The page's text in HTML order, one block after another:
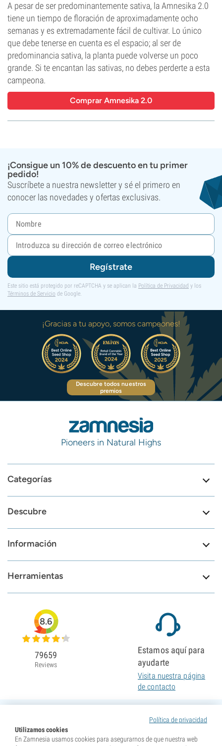
A pesar de ser predominantemente sativa, la Amnesika 2.0
tiene un tiempo de floración de aproximadamente ocho
semanas y es extremadamente fácil de cultivar. Lo único
que debe tenerse en cuenta es el espacio; al ser de
predominancia sativa, la planta puede volverse un poco
grande. Si te encantan las sativas, no debes perderte a esta
campeona.
Comprar Amnesika 2.0
¡Consigue un 10% de descuento en tu primer
pedido!
Suscríbete a nuestra newsletter y sé el primero en
conocer las novedades y ofertas exclusivas.
Regístrate
Este sitio está protegido por reCAPTCHA y se aplican la Política de Privacidad y los
Términos de Servicio de Google.
¡Gracias a tu apoyo, somos campeones!
Descubre todos nuestros
premios
Pioneers in Natural Highs
Categorías
Descubre
Información
Herramientas
Política de privacidad
Utilizamos cookies
En Zamnesia usamos cookies para asegurarnos de que nuestra web
8.6
79659
Reviews
Estamos aquí para
ayudarte
Visita nuestra página
de contacto